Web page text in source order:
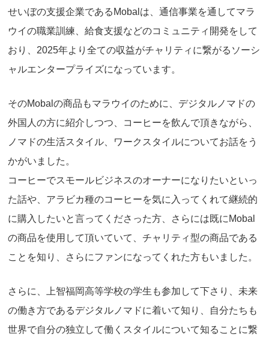
せいぼの支援企業であるMobalは、通信事業を通してマラ
ウイの職業訓練、給食支援などのコミュニティ開発をして
おり、2025年より全ての収益がチャリティに繋がるソーシ
ャルエンタープライズになっています。
そのMobalの商品もマラウイのために、デジタルノマドの
外国人の方に紹介しつつ、コーヒーを飲んで頂きながら、
ノマドの生活スタイル、ワークスタイルについてお話をう
かがいました。
コーヒーでスモールビジネスのオーナーになりたいといっ
た話や、アラビカ種のコーヒーを気に入ってくれて継続的
に購入したいと言ってくださった方、さらには既にMobal
の商品を使用して頂いていて、チャリティ型の商品である
ことを知り、さらにファンになってくれた方もいました。
さらに、上智福岡高等学校の学生も参加して下さり、未来
の働き方であるデジタルノマドに着いて知り、自分たちも
世界で自分の独立して働くスタイルについて知ることに繋